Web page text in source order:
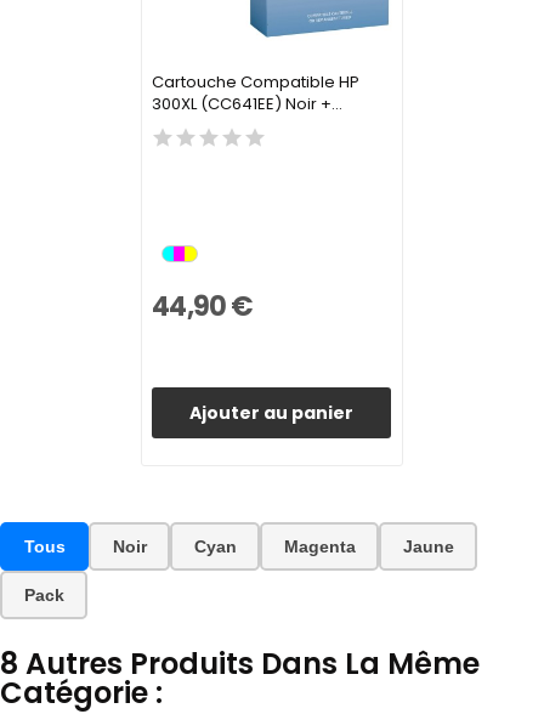
Cartouche Compatible HP
300XL (CC641EE) Noir +...
44,90 €
Ajouter au panier
Tous Noir Cyan Magenta Jaune
Pack
8 Autres Produits Dans La Même
Catégorie :